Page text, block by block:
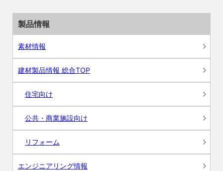
製品情報
素材情報
建材製品情報 総合TOP
住宅向け
公共・商業施設向け
リフォーム
エンジニアリング情報